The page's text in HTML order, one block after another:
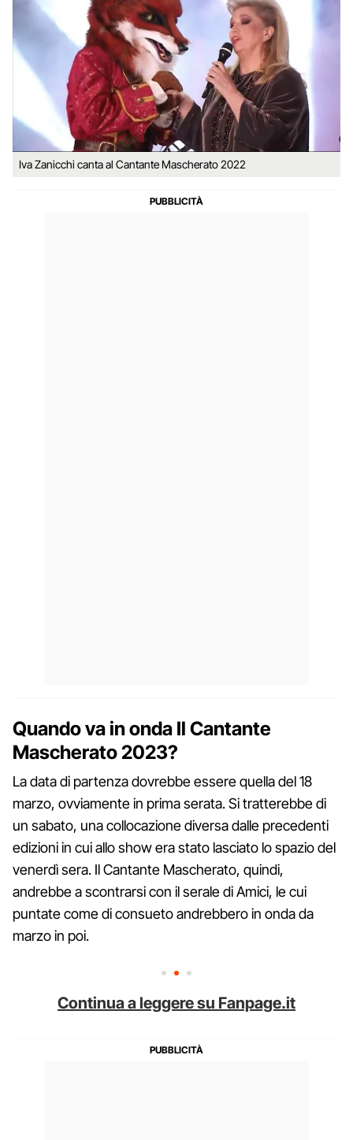
Iva Zanicchi canta al Cantante Mascherato 2022
Quando va in onda Il Cantante
Mascherato 2023?
La data di partenza dovrebbe essere quella del 18
marzo, ovviamente in prima serata. Si tratterebbe di
un sabato, una collocazione diversa dalle precedenti
edizioni in cui allo show era stato lasciato lo spazio del
venerdì sera. Il Cantante Mascherato, quindi,
andrebbe a scontrarsi con il serale di Amici, le cui
puntate come di consueto andrebbero in onda da
marzo in poi.
Continua a leggere su Fanpage.it